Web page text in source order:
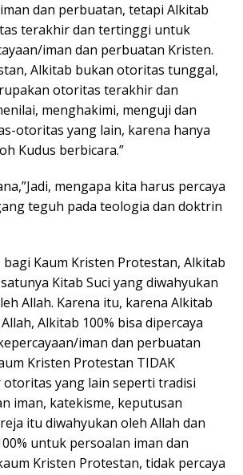
dan perbuatan, tetapi Alkitab
terakhir dan tertinggi untuk
iman dan perbuatan Kristen.
Alkitab bukan otoritas tunggal,
otoritas terakhir dan
menghakimi, menguji dan
otoritas yang lain, karena hanya
Kudus berbicara.”
mengapa kita harus percaya
teguh pada teologia dan doktrin
bagi Kaum Kristen Protestan, Alkitab
Kitab Suci yang diwahyukan
Allah. Karena itu, karena Alkitab
Alkitab 100% bisa dipercaya
iman dan perbuatan
Kristen Protestan TIDAK
otoritas yang lain seperti tradisi
iman, katekisme, keputusan
itu diwahyukan oleh Allah dan
untuk persoalan iman dan
Kristen Protestan, tidak percaya